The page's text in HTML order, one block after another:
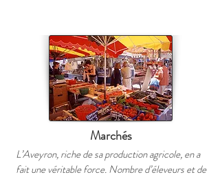
Marchés
L’Aveyron, riche de sa production agricole, en a
fait une véritable force. Nombre d’éleveurs et de